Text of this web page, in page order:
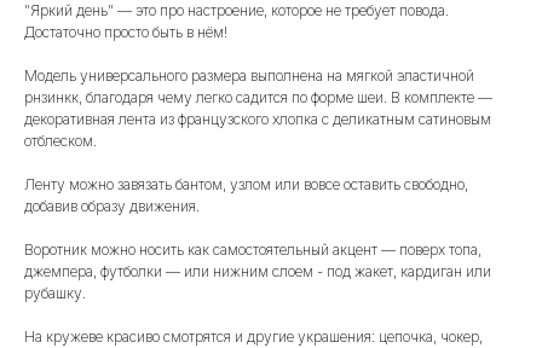
"Яркий день" — это про настроение, которое не требует повода.
Достаточно просто быть в нём!
Модель универсального размера выполнена на мягкой эластичной
рнзинкк, благодаря чему легко садится по форме шеи. В комплекте —
декоративная лента из французского хлопка с деликатным сатиновым
отблеском.
Ленту можно завязать бантом, узлом или вовсе оставить свободно,
добавив образу движения.
Воротник можно носить как самостоятельный акцент — поверх топа,
джемпера, футболки — или нижним слоем - под жакет, кардиган или
рубашку.
На кружеве красиво смотрятся и другие украшения: цепочка, чокер,